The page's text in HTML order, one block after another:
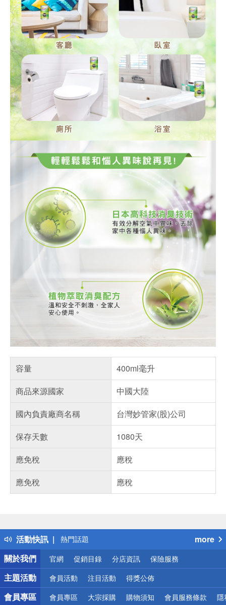
容量
400ml毫升
商品來源國家
中國大陸
國內負責廠商名稱
台灣妙管家(股)公司
保存天數
1080天
應免稅
應稅
應免稅
應稅
活動快訊
得獎公告
熱門話題
銀行優惠
偏遠地區配送
詐騙網頁！請小心！
more
關於我們
官網 促銷目錄 分店資訊 保險服務
主題活動 會員活動 注目活動 得獎公佈
會員專區 會員專區 大宗採購 購物須知 會員服務條款 隱